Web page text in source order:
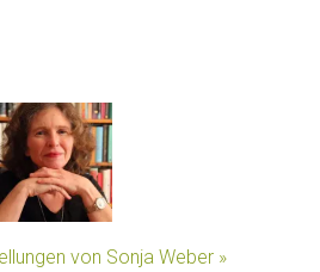
von Sonja Weber »